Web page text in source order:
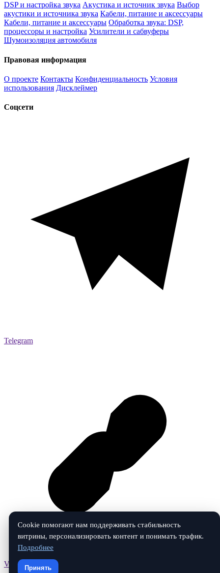
DSP и настройка звука Акустика и источник звука Выбор
акустики и источника звука Кабели, питание и аксессуары
Кабели, питание и аксессуары Обработка звука: DSP,
процессоры и настройка Усилители и сабвуферы
Шумоизоляция автомобиля
Правовая информация
О проекте Контакты Конфиденциальность Условия
использования Дисклеймер
Соцсети
Telegram
Vk
Cookie помогают нам поддерживать стабильность
витрины, персонализировать контент и понимать трафик.
Подробнее
Принять